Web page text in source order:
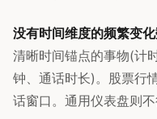
没有时间维度的频繁变化
清晰时间锚点的事物(计
钟、通话时长)。股票行
话窗口。通用仪表盘则不